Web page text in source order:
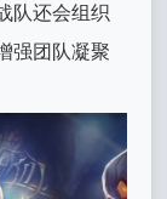
队还会组织
强团队凝聚